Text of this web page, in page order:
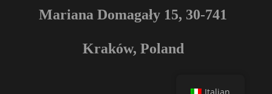
Mariana Domagały 15, 30-741
Kraków, Poland